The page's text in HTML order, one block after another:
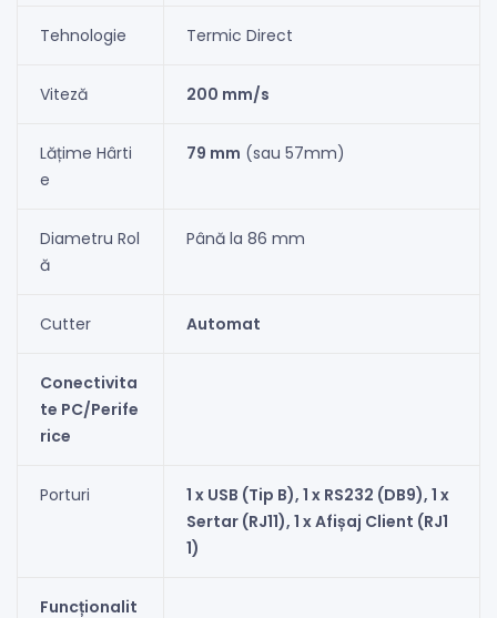
Tehnologie Termic Direct
Viteză 200 mm/s
Lățime Hârti
e
79 mm (sau 57mm)
Diametru Rol
ă
Până la 86 mm
Cutter Automat
Conectivita
te PC/Perife
rice
Porturi
1 x USB (Tip B), 1 x RS232 (DB9), 1 x
Sertar (RJ11), 1 x Afișaj Client (RJ1
1)
Funcționalit